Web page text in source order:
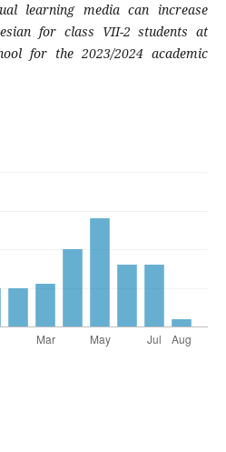
learning media can increase
for class VII-2 students at
for the 2023/2024 academic